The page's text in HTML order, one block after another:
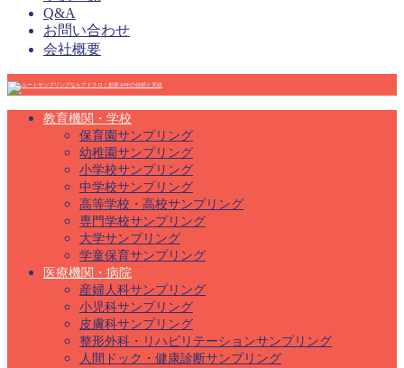
Q&A
お問い合わせ
会社概要
教育機関・学校
保育園サンプリング
幼稚園サンプリング
小学校サンプリング
中学校サンプリング
高等学校・高校サンプリング
専門学校サンプリング
大学サンプリング
学童保育サンプリング
医療機関・病院
産婦人科サンプリング
小児科サンプリング
皮膚科サンプリング
整形外科・リハビリテーションサンプリング
人間ドック・健康診断サンプリング